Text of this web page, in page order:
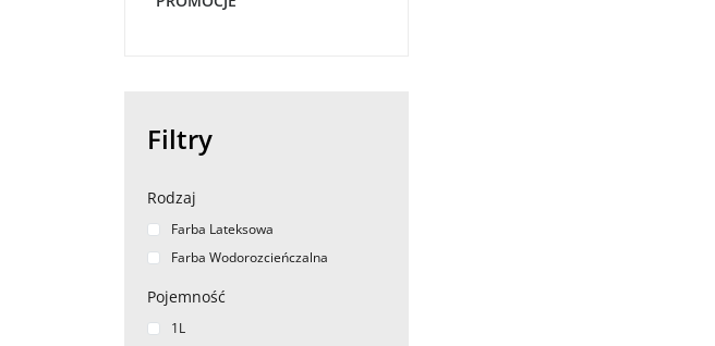
Filtry
Rodzaj
Farba Lateksowa
Farba Wodorozcieńczalna
Pojemność
1L